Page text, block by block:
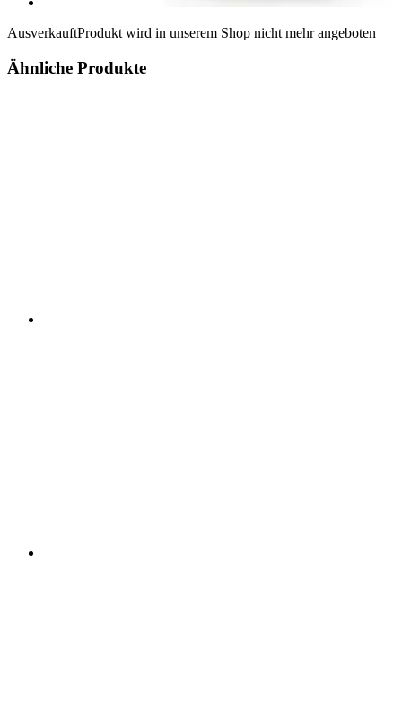
AusverkauftProdukt wird in unserem Shop nicht mehr angeboten
Ähnliche Produkte